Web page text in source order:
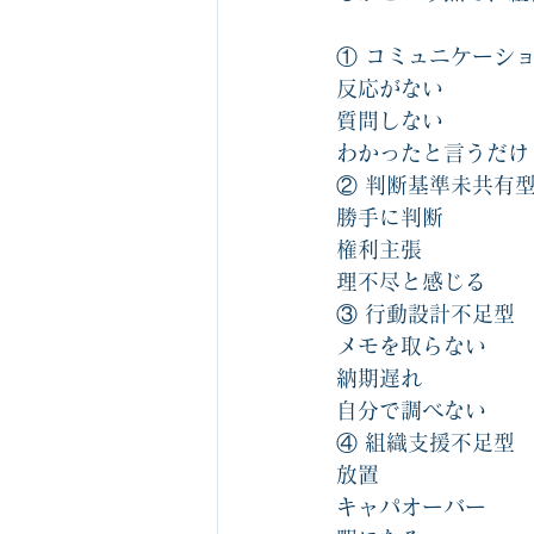
① コミュニケーシ
反応がない
質問しない
わかったと言うだけ
② 判断基準未共有型
勝手に判断
権利主張
理不尽と感じる
③ 行動設計不足型
メモを取らない
納期遅れ
自分で調べない
④ 組織支援不足型
放置
キャパオーバー